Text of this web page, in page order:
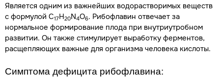
Является одним из важнейших водорастворимых веществ
с формулой C17H20N4O6. Рибофлавин отвечает за
нормальное формирование плода при внутриутробном
развитии. Он также стимулирует выработку ферментов,
расщепляющих важные для организма человека кислоты.
Симптома дефицита рибофлавина: